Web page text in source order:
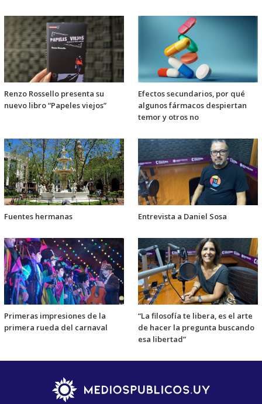
Renzo Rossello presenta su
nuevo libro “Papeles viejos”
Efectos secundarios, por qué
algunos fármacos despiertan
temor y otros no
Fuentes hermanas Entrevista a Daniel Sosa
Primeras impresiones de la
primera rueda del carnaval
“La filosofía te libera, es el arte
de hacer la pregunta buscando
esa libertad”